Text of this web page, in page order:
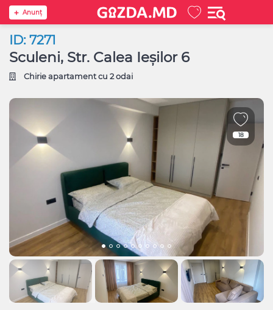
Anunţ
ID: 7271
Sculeni, Str. Calea Ieșilor 6
Chirie apartament cu 2 odai
18